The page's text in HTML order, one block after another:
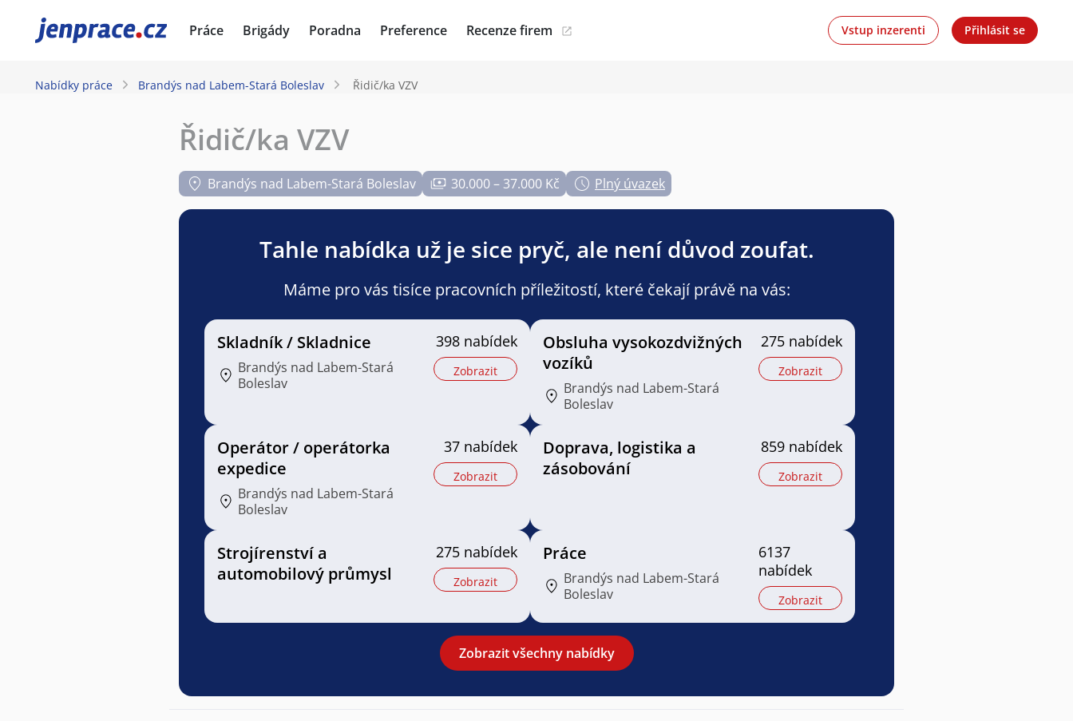
JenPráce.cz Práce Brigády Poradna Preference Recenze firem Vstup inzerenti Přihlásit se
Nabídky práce Brandýs nad Labem-Stará Boleslav Řidič/ka VZV
Řidič/ka VZV
Brandýs nad Labem-Stará Boleslav 30.000 – 37.000 Kč Plný úvazek
Tahle nabídka už je sice pryč, ale není důvod zoufat.
Máme pro vás tisíce pracovních příležitostí, které čekají právě na vás:
Skladník / Skladnice
Brandýs nad Labem-Stará
Boleslav
398 nabídek
Zobrazit
Obsluha vysokozdvižných
vozíků
Brandýs nad Labem-Stará
Boleslav
275 nabídek
Zobrazit
Operátor / operátorka
expedice
Brandýs nad Labem-Stará
Boleslav
37 nabídek
Zobrazit
Doprava, logistika a
zásobování
859 nabídek
Zobrazit
Strojírenství a
automobilový průmysl
275 nabídek
Zobrazit
Práce
Brandýs nad Labem-Stará
Boleslav
6137
nabídek
Zobrazit
Zobrazit všechny nabídky